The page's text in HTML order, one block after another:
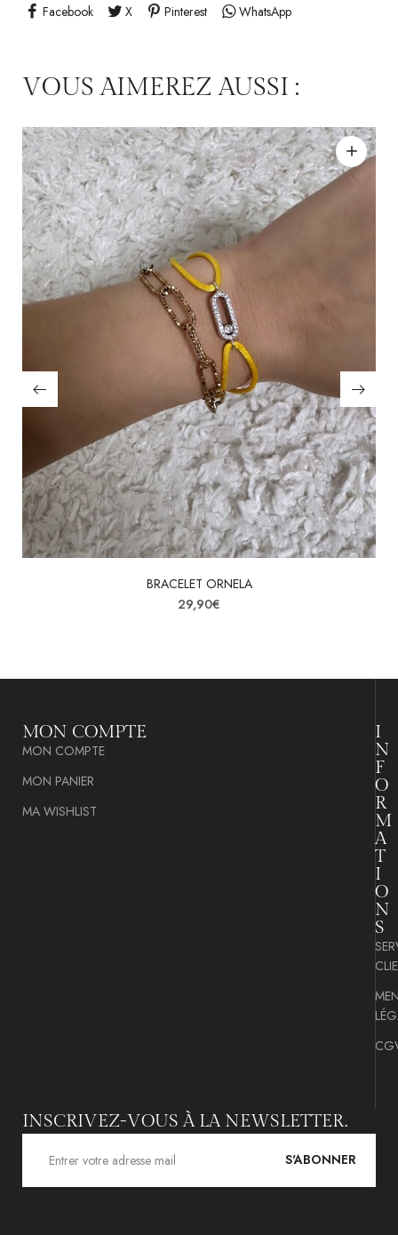
Facebook
X Pinterest WhatsApp
VOUS AIMEREZ AUSSI :
BRACELET ORNELA
29,90€
MON COMPTE
MON COMPTE
MON PANIER
MA WISHLIST
I
N
F
O
R
M
A
T
I
O
N
S
INSCRIVEZ-VOUS À LA NEWSLETTER.
S'ABONNER